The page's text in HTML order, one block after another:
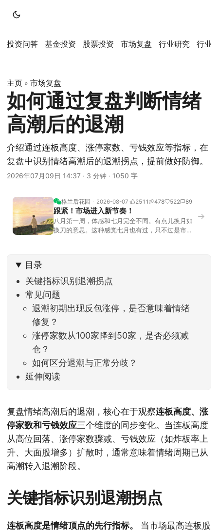
投资问答 基金投资 股票投资 市场复盘 行业研究 行业
主页 » 市场复盘
如何通过复盘判断情绪
高潮后的退潮
介绍通过连板高度、涨停家数、亏钱效应等指标，在
复盘中识别情绪高潮后的退潮拐点，提前做好防御。
2026年07月09日 14:37 · 3 分钟 · 1050 字
格兰后花园 2026-08-07 2511 478 522 89
跟紧！市场进入新节奏！
八月第一周，体感和七月完全不同。有点儿换月如
换刀的意思。这种感觉七月也有过，只不过是市场
家感受到了春天般的暖风。指数涨了百点，交易额
回暖到2
→
目录
关键指标识别退潮拐点
常见问题
退潮初期出现反包涨停，是否意味着情绪
修复？
涨停家数从100家降到50家，是否必须减
仓？
如何区分退潮与正常分歧？
延伸阅读
复盘情绪高潮后的退潮，核心在于观察连板高度、涨
停家数和亏钱效应三个维度的同步变化。当连板高度
从高位回落、涨停家数骤减、亏钱效应（如炸板率上
升、大面股增多）扩散时，通常意味着情绪周期已从
高潮转入退潮阶段。
关键指标识别退潮拐点
连板高度是情绪顶点的先行指标。
当市场最高连板股